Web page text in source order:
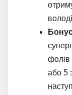
фолів
або 5